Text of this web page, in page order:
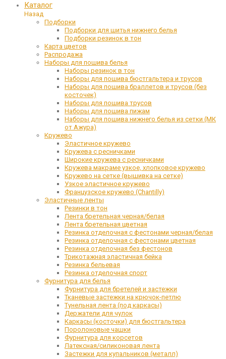
Каталог
Назад
Подборки
Подборки для шитья нижнего белья
Подборки резинок в тон
Карта цветов
Распродажа
Наборы для пошива белья
Наборы резинок в тон
Наборы для пошива бюстгальтера и трусов
Наборы для пошива браллетов и трусов (без
косточек)
Наборы для пошива трусов
Наборы для пошива пижам
Наборы для пошива нижнего белья из сетки (МК
от Ажура)
Кружево
Эластичное кружево
Кружева с ресничками
Широкие кружева с ресничками
Кружева макраме узкое, хлопковое кружево
Кружево на сетке (вышивка на сетке)
Узкое эластичное кружево
Французское кружево (Chantilly)
Эластичные ленты
Резинки в тон
Лента бретельная черная/белая
Лента бретельная цветная
Резинка отделочная с фестонами черная/белая
Резинка отделочная с фестонами цветная
Резинка отделочная без фестонов
Трикотажная эластичная бейка
Резинка бельевая
Резинка отделочная спорт
Фурнитура для белья
Фурнитура для бретелей и застежки
Тканевые застежки на крючок-петлю
Тунельная лента (под каркасы)
Держатели для чулок
Каркасы (косточки) для бюстгальтера
Поролоновые чашки
Фурнитура для корсетов
Латексная/силиконовая лента
Застежки для купальников (металл)